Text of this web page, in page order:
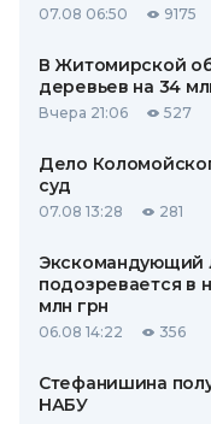
07.08 06:50 9175
В Житомирской
деревьев на 34
Вчера 21:06 527
Дело
суд
07.08 13:28 281
Экскомандующий
подозревается в
млн грн
06.08 14:22 356
Стефанишина
НАБУ